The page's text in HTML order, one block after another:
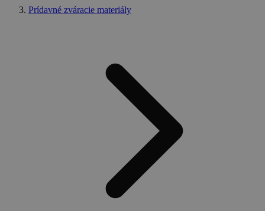
Prídavné zváracie materiály